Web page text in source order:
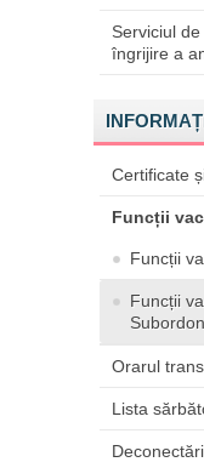
Serviciul
îngrijire a
Certificate
Funcții
Funcții
Funcții
Orarul
Lista